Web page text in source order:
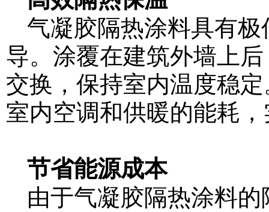
气凝胶隔热涂料具有
导。涂覆在建筑外墙上
交换，保持室内温度稳
室内空调和供暖的能耗
节省能源成本
由于气凝胶隔热涂料